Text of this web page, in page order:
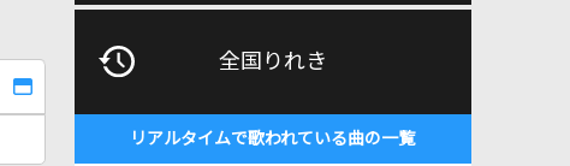
全国りれき
リアルタイムで歌われている曲の一覧